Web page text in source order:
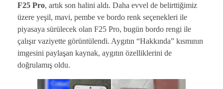
F25 Pro, artık son halini aldı. Daha evvel de belirttiğimiz
üzere yeşil, mavi, pembe ve bordo renk seçenekleri ile
piyasaya sürülecek olan F25 Pro, bugün bordo rengi ile
çalışır vaziyette görüntülendi. Aygıtın “Hakkında” kısmının
imgesini paylaşan kaynak, aygıtın özelliklerini de
doğrulamış oldu.